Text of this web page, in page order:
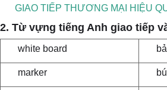
GIAO TIẾP THƯƠNG MẠI HIỆU
2. Từ vựng tiếng Anh giao tiếp
white board
marker